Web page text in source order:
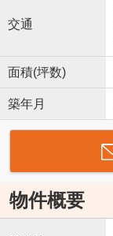
交通
面積(坪数)
築年月
物件概要